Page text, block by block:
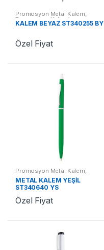
Promosyon Metal Kalem,
Promosyon Kalemler
KALEM BEYAZ ST340255 BY
Özel Fiyat
Promosyon Metal Kalem,
Promosyon Kalemler
METAL KALEM YEŞİL
ST340640 YS
Özel Fiyat